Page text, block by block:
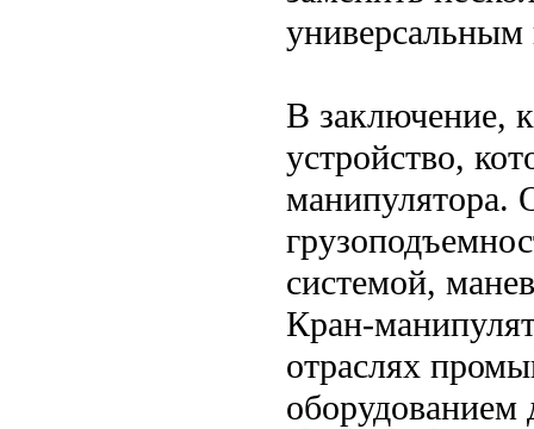
В заключение,
устройство,
манипулятора.
системой,
Кран-
отраслях
оборудованием